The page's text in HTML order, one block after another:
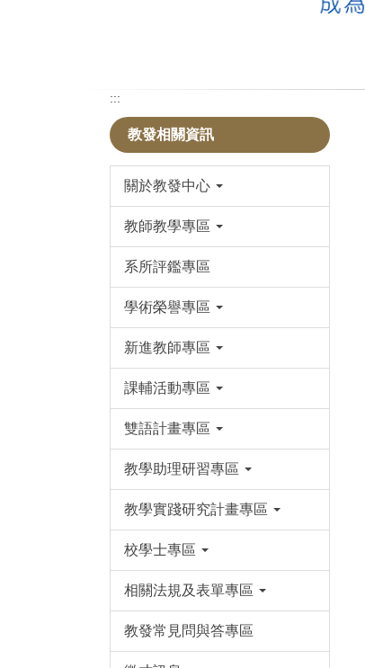
:::
教發相關資訊
關於教發中心
教師教學專區
系所評鑑專區
學術榮譽專區
新進教師專區
課輔活動專區
雙語計畫專區
教學助理研習專區
教學實踐研究計畫專區
校學士專區
相關法規及表單專區
教發常見問與答專區